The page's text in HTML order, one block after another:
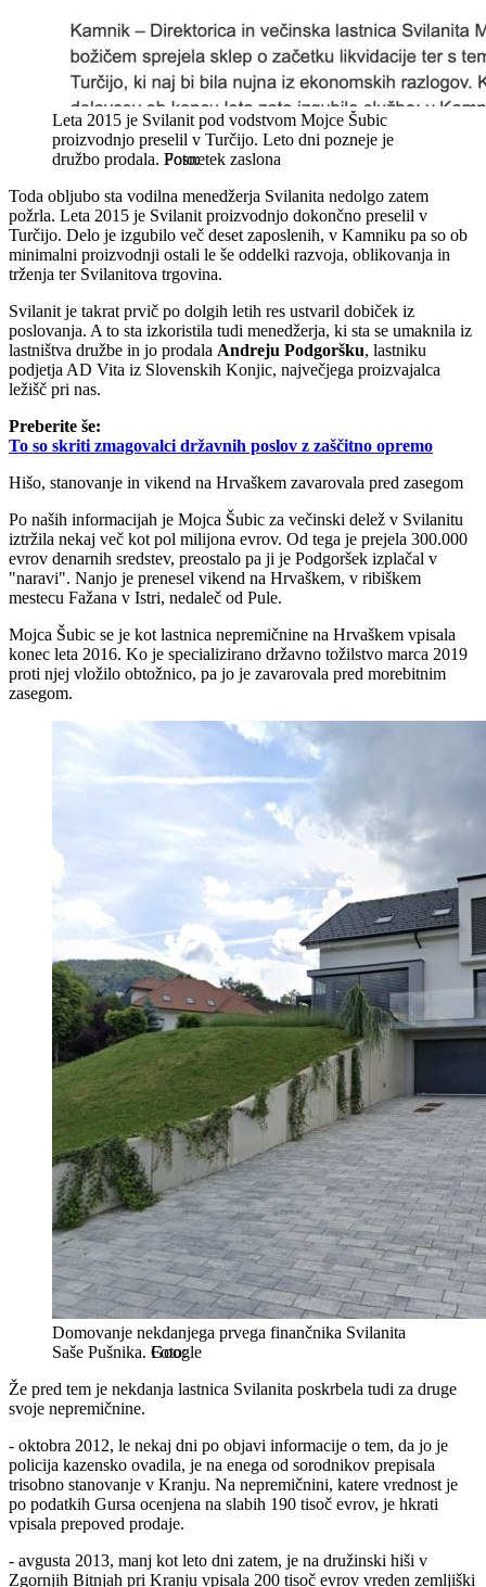
Leta 2015 je Svilanit pod vodstvom Mojce Šubic
proizvodnjo preselil v Turčijo. Leto dni pozneje je
družbo prodala. Posnetek zaslona
Toda obljubo sta vodilna menedžerja Svilanita nedolgo zatem
požrla. Leta 2015 je Svilanit proizvodnjo dokončno preselil v
Turčijo. Delo je izgubilo več deset zaposlenih, v Kamniku pa so ob
minimalni proizvodnji ostali le še oddelki razvoja, oblikovanja in
trženja ter Svilanitova trgovina.
Svilanit je takrat prvič po dolgih letih res ustvaril dobiček iz
poslovanja. A to sta izkoristila tudi menedžerja, ki sta se umaknila iz
lastništva družbe in jo prodala Andreju Podgoršku, lastniku
podjetja AD Vita iz Slovenskih Konjic, največjega proizvajalca
ležišč pri nas.
Preberite še:
To so skriti zmagovalci državnih poslov z zaščitno opremo
Hišo, stanovanje in vikend na Hrvaškem zavarovala pred zasegom
Po naših informacijah je Mojca Šubic za večinski delež v Svilanitu
iztržila nekaj več kot pol milijona evrov. Od tega je prejela 300.000
evrov denarnih sredstev, preostalo pa ji je Podgoršek izplačal v
"naravi". Nanjo je prenesel vikend na Hrvaškem, v ribiškem
mestecu Fažana v Istri, nedaleč od Pule.
Mojca Šubic se je kot lastnica nepremičnine na Hrvaškem vpisala
konec leta 2016. Ko je specializirano državno tožilstvo marca 2019
proti njej vložilo obtožnico, pa jo je zavarovala pred morebitnim
zasegom.
Domovanje nekdanjega prvega finančnika Svilanita
Saše Pušnika. Google
Že pred tem je nekdanja lastnica Svilanita poskrbela tudi za druge
svoje nepremičnine.
- oktobra 2012, le nekaj dni po objavi informacije o tem, da jo je
policija kazensko ovadila, je na enega od sorodnikov prepisala
trisobno stanovanje v Kranju. Na nepremičnini, katere vrednost je
po podatkih Gursa ocenjena na slabih 190 tisoč evrov, je hkrati
vpisala prepoved prodaje.
- avgusta 2013, manj kot leto dni zatem, je na družinski hiši v
Zgornjih Bitnjah pri Kranju vpisala 200 tisoč evrov vreden zemljiški